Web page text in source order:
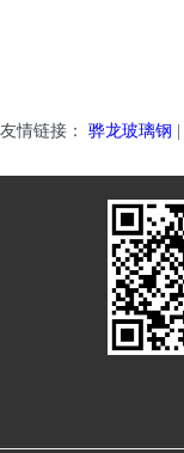
友情链接： 骅龙玻璃钢